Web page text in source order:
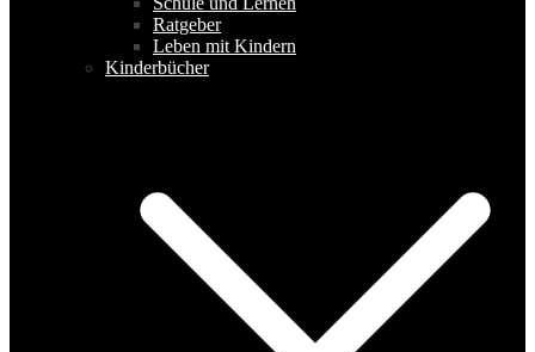
Ratgeber
Leben mit Kindern
Kinderbücher